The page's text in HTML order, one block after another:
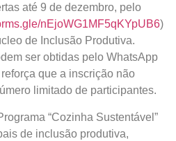
até 9 de dezembro, pelo
nEjoWG1MF5qKYpUB6)
de Inclusão Produtiva.
ser obtidas pelo WhatsApp
que a inscrição não
limitado de participantes.
“Cozinha Sustentável”
de inclusão produtiva,